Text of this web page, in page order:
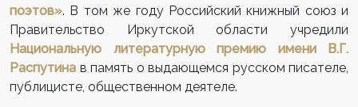
поэтов». В том же году Российский книжный союз и
Правительство Иркутской области учредили
Национальную литературную премию имени В.Г.
Распутина в память о выдающемся русском писателе,
публицисте, общественном деятеле.